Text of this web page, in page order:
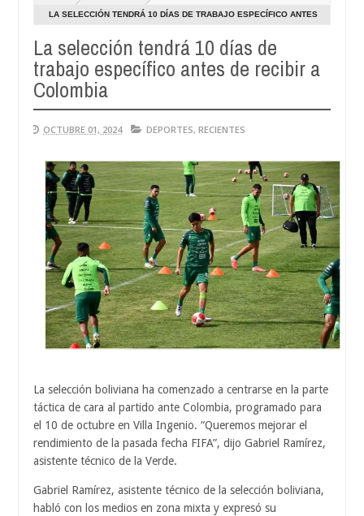
robo y queda herido de bala en Chimoré
Aug
2026
INTERNACIONAL
a 12 ministerios y concentra competencias estratégicas
LA SELECCIÓN TENDRÁ 10 DÍAS DE TRABAJO ESPECÍFICO ANTES
La selección tendrá 10 días de
trabajo específico antes de recibir a
Colombia
OCTUBRE 01, 2024 DEPORTES, RECIENTES
La selección boliviana ha comenzado a centrarse en la parte
táctica de cara al partido ante Colombia, programado para
el 10 de octubre en Villa Ingenio. “Queremos mejorar el
rendimiento de la pasada fecha FIFA”, dijo Gabriel Ramírez,
asistente técnico de la Verde.
Gabriel Ramírez, asistente técnico de la selección boliviana,
habló con los medios en zona mixta y expresó su